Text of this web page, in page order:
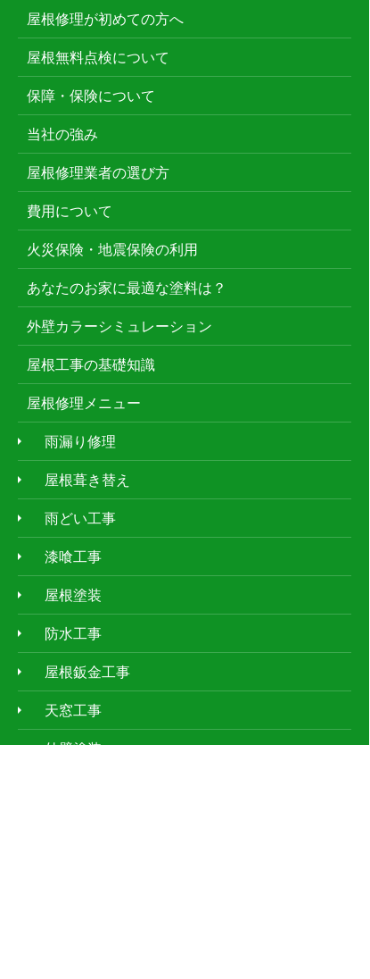
屋根修理が初めての方へ
屋根無料点検について
保障・保険について
当社の強み
屋根修理業者の選び方
費用について
火災保険・地震保険の利用
あなたのお家に最適な塗料は？
外壁カラーシミュレーション
屋根工事の基礎知識
屋根修理メニュー
雨漏り修理
屋根葺き替え
雨どい工事
漆喰工事
屋根塗装
防水工事
屋根鈑金工事
天窓工事
外壁塗装